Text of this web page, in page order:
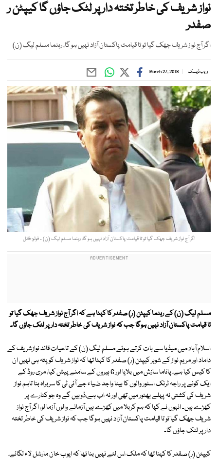
نواز شریف کی خاطر تختہ دار پر لٹک جاؤں گا کیپٹن ر
صفدر
اگر آج نواز شریف جھک گیا تو تا قیامت پاکستان آزاد نہیں ہو گا، رہنما مسلم لیگ (ن)
ویب ڈیسک March 27, 2018
اگر آج نواز شریف جھک گیا تو تا قیامت پاکستان آزاد نہیں ہو گا، رہنما مسلم لیگ (ن) - فوٹو: فائل
مسلم لیگ (ن) کے رہنما کیپٹن (ر) صفدر کا کہنا ہے کہ اگر آج نواز شریف جھک گیا تو
تا قیامت پاکستان آزاد نہیں ہوگا جب کہ نواز شریف کی خاطر تختہ دار پر لٹک جاؤں گا۔
اسلام آباد میں میڈیا سے بات کرتے ہوئے مسلم لیگ (ن) کے تاحیات قائد نوازشریف کے
داماد اور مریم نواز کے شوہر کیپٹن (ر) صفدر کا کہنا تھا کہ نواز شریف کو پتہ ہی نہیں ان
کا کیس کیا ہے، پاناما سازش میں بلایا اور 6 ہیروں کے سامنے پیش کیا، مری روڈ کے
ایک کونے پر راجہ ٹرنک اسٹور والوں کا بیٹا واجد ضیاء جے آئی ٹی کا سربراہ بنا تاہم نواز
شریف کی کشتی نہ پہلے بھنور میں تھی اور نہ اب ہے،ڈوبیں گے وہ جو کنارے پر
کھڑے ہیں۔ انہوں نے کہا کہ ہم کربلا میں کھڑے ہیں آزمانے والوں آزما لو، اگر آج نواز
شریف جھک گیا تو تا قیامت پاکستان آزاد نہیں ہوگا جب کہ نواز شریف کی خاطر تختہ
دار پر لٹک جاؤں گا۔
کیپٹن (ر) صفدر کا کہنا تھا کہ ملک اس لئے نہیں بنا تھا کہ ایوب خان مارشل لاء لگائے،